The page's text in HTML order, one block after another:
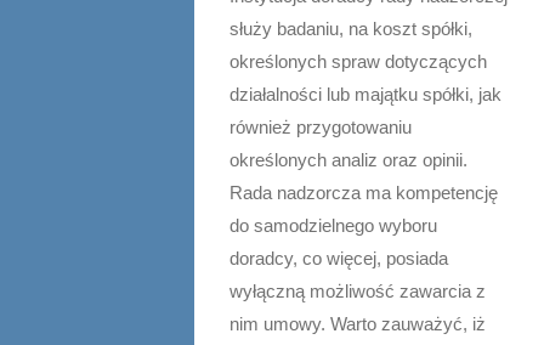
służy badaniu, na koszt spółki,
określonych spraw dotyczących
działalności lub majątku spółki, jak
również przygotowaniu
określonych analiz oraz opinii.
Rada nadzorcza ma kompetencję
do samodzielnego wyboru
doradcy, co więcej, posiada
wyłączną możliwość zawarcia z
nim umowy. Warto zauważyć, iż